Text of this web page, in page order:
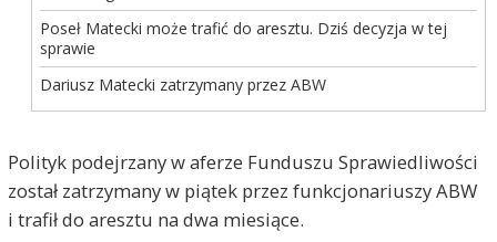
Poseł Matecki może trafić do aresztu. Dziś decyzja w tej
sprawie
Dariusz Matecki zatrzymany przez ABW
Polityk podejrzany w aferze Funduszu Sprawiedliwości
został zatrzymany w piątek przez funkcjonariuszy ABW
i trafił do aresztu na dwa miesiące.